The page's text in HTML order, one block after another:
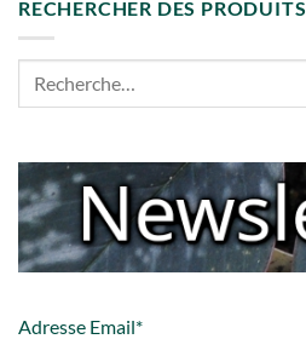
RECHERCHER DES PRODUITS
Adresse Email*